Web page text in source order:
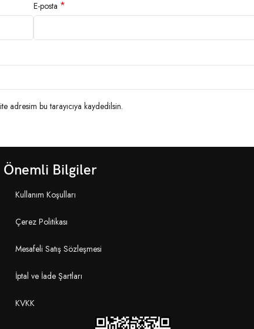
E-posta *
adresim bu tarayıcıya kaydedilsin.
Önemli Bilgiler
Kullanım Koşulları
Çerez Politikası
Mesafeli Satış Sözleşmesi
İptal ve İade Şartları
KVKK